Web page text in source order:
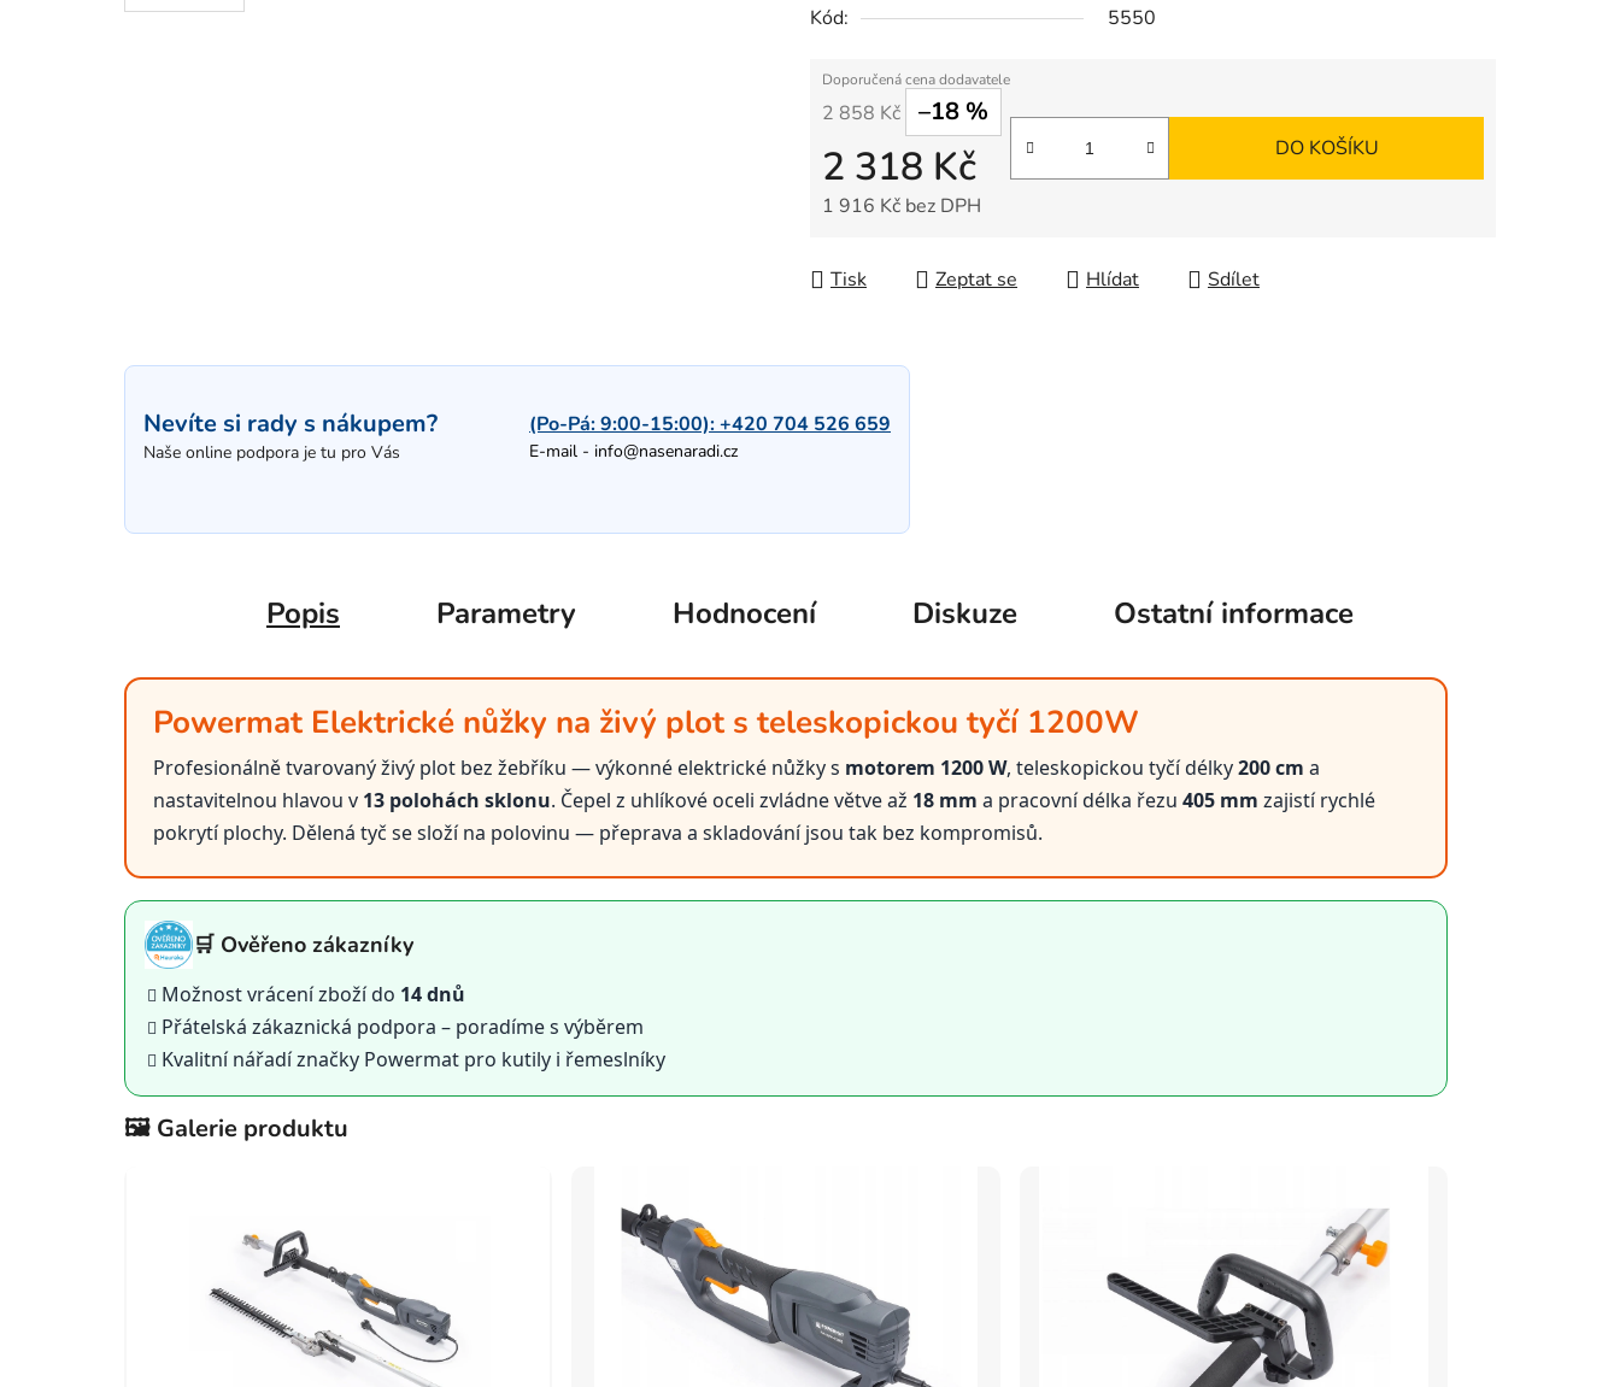
Kód:
5550
2 858 Kč –18 %
2 318 Kč
1 916 Kč bez DPH
DO KOŠÍKU
Tisk Zeptat se Hlídat Sdílet
Nevíte si rady s nákupem?
Naše online podpora je tu pro Vás
(Po-Pá: 9:00-15:00):+420 704 526 659
E-mail - info@nasenaradi.cz
Popis Parametry Hodnocení Diskuze Ostatní informace
Powermat Elektrické nůžky na živý plot s teleskopickou tyčí 1200W
Profesionálně tvarovaný živý plot bez žebříku — výkonné elektrické nůžky s motorem 1200 W, teleskopickou tyčí délky200 cm a
nastavitelnou hlavou v 13 polohách sklonu. Čepel z uhlíkové oceli zvládne větve až 18 mm a pracovní délka řezu 405 mm zajistí rychlé
pokrytí plochy. Dělená tyč se složí na polovinu — přeprava a skladování jsou tak bez kompromisů.
🛒 Ověřeno zákazníky
Možnost vrácení zboží do 14 dnů
Přátelská zákaznická podpora – poradíme s výběrem
Kvalitní nářadí značky Powermat pro kutily i řemeslníky
🖼️ Galerie produktu